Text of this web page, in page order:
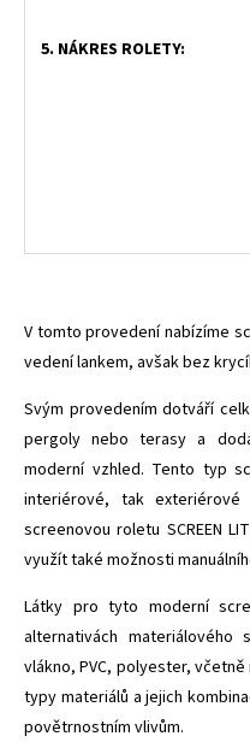
5. NÁKRES ROLETY:
V tomto provedení nabízíme
vedení lankem, avšak bez
Svým provedením dotváří
pergoly nebo terasy a
moderní vzhled. Tento typ
interiérové, tak
screenovou roletu SCREEN
využít také možnosti
Látky pro tyto moderní
alternativách
vlákno, PVC, polyester,
typy materiálů a jejich
povětrnostním vlivům.